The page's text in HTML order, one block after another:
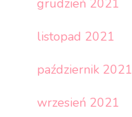
grudzień 2021
listopad 2021
październik 2021
wrzesień 2021